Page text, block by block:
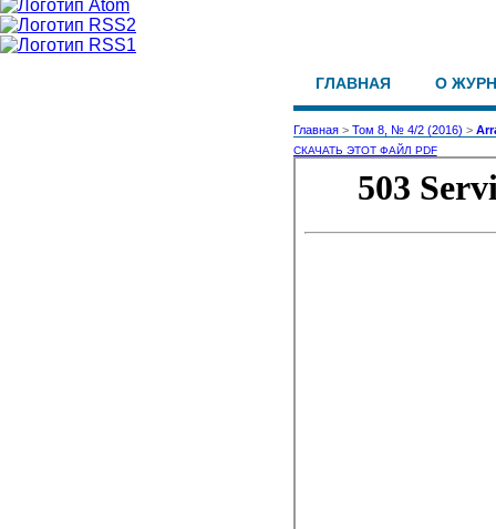
ГЛАВНАЯ О
Главная> Том 8, № 4/2 (2016) >
СКАЧАТЬ ЭТОТ ФАЙЛ PDF